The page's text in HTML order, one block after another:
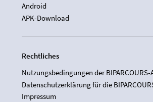
Android
APK-Download
Rechtliches
Nutzungsbedingungen der BIPARCOURS-
Datenschutzerklärung für die
Impressum